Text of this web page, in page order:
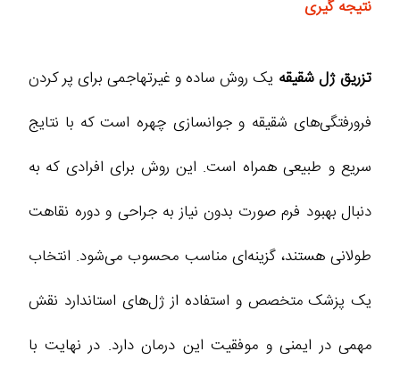
نتیجه گیری
تزریق ژل شقیقه یک روش ساده و غیرتهاجمی برای پر کردن
فرورفتگی‌های شقیقه و جوانسازی چهره است که با نتایج
سریع و طبیعی همراه است. این روش برای افرادی که به
دنبال بهبود فرم صورت بدون نیاز به جراحی و دوره نقاهت
طولانی هستند، گزینه‌ای مناسب محسوب می‌شود. انتخاب
یک پزشک متخصص و استفاده از ژل‌های استاندارد نقش
مهمی در ایمنی و موفقیت این درمان دارد. در نهایت با